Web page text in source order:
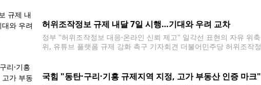
허위조작정보 규제 내달 7일 시행…기대와 우려 교차
정부 "허위조작정보 대응·온라인 신뢰 제고" 일각선 표현의 자유 위
위, 유튜브 플랫폼 규제 강화 촉구 기자회견 더불어민주당 허위조작
국힘 "동탄·구리·기흥 규제지역 지정, 고가 부동산 인증 마크"